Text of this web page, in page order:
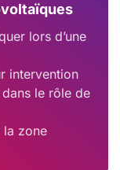
lors d’une
intervention
le rôle de
la zone